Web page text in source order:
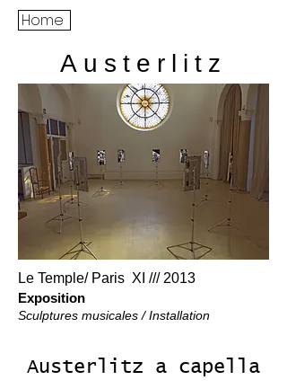
Home
Austerlitz
Le Temple/ Paris XI /// 2013
Exposition
Sculptures musicales / Installation
Austerlitz a capella